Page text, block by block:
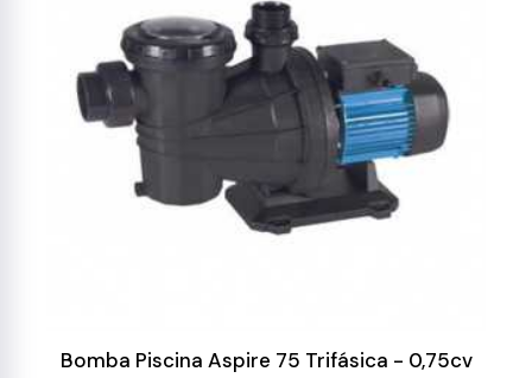
Bomba Piscina Aspire 75 Trifásica - 0,75cv